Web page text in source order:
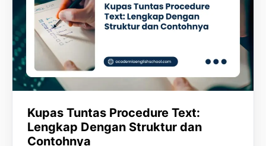
Kupas Tuntas Procedure Text:
Lengkap Dengan Struktur dan
Contohnya